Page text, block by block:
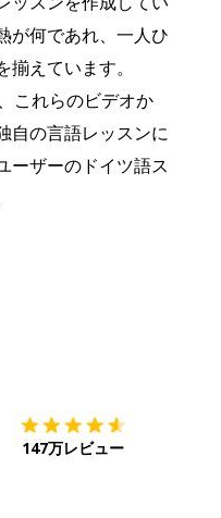
が何であれ、一人ひ
えています。
これらのビデオか
自の言語レッスンに
ーザーのドイツ語ス
147万レビュー